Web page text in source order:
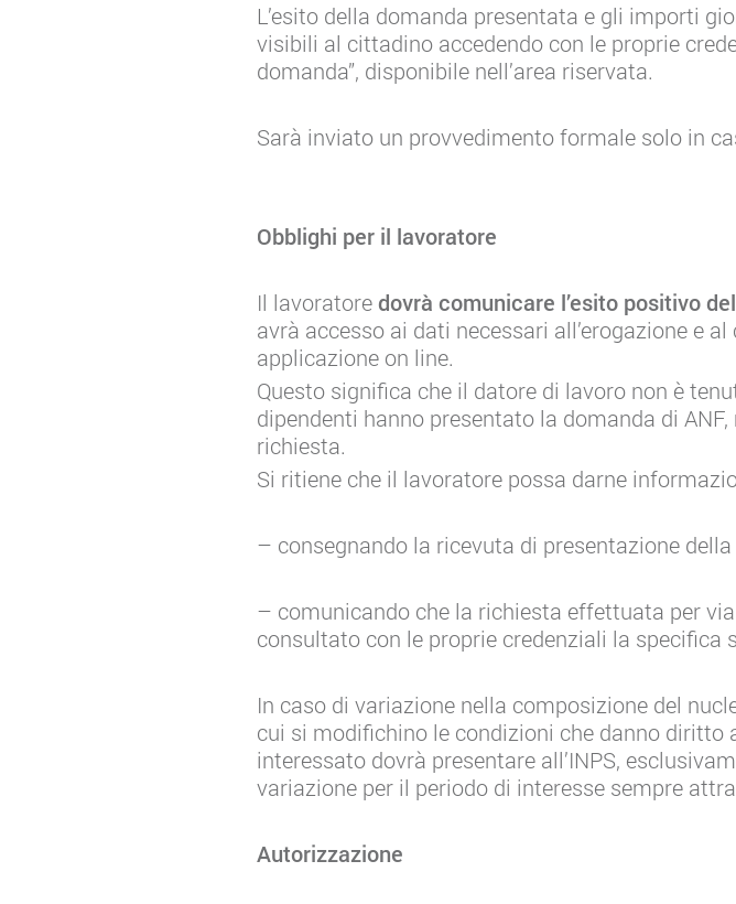
L’esito della domanda presentata e gli importi
visibili al cittadino accedendo con le proprie
domanda”, disponibile nell’area riservata.
Sarà inviato un provvedimento formale solo in
Obblighi per il lavoratore
Il lavoratoredovrà comunicare l’esito positivo
avrà accesso ai dati necessari all’erogazione e
applicazione on line.
Questo significa che il datore di lavoro non è
dipendenti hanno presentato la domanda di
richiesta.
Si ritiene che il lavoratore possa darne
– consegnando la ricevuta di presentazione
– comunicando che la richiesta effettuata per
consultato con le proprie credenziali la specifica
In caso di variazione nella composizione del
cui si modifichino le condizioni che danno diritto
interessato dovrà presentare all’INPS,
variazione per il periodo di interesse sempre
Autorizzazione